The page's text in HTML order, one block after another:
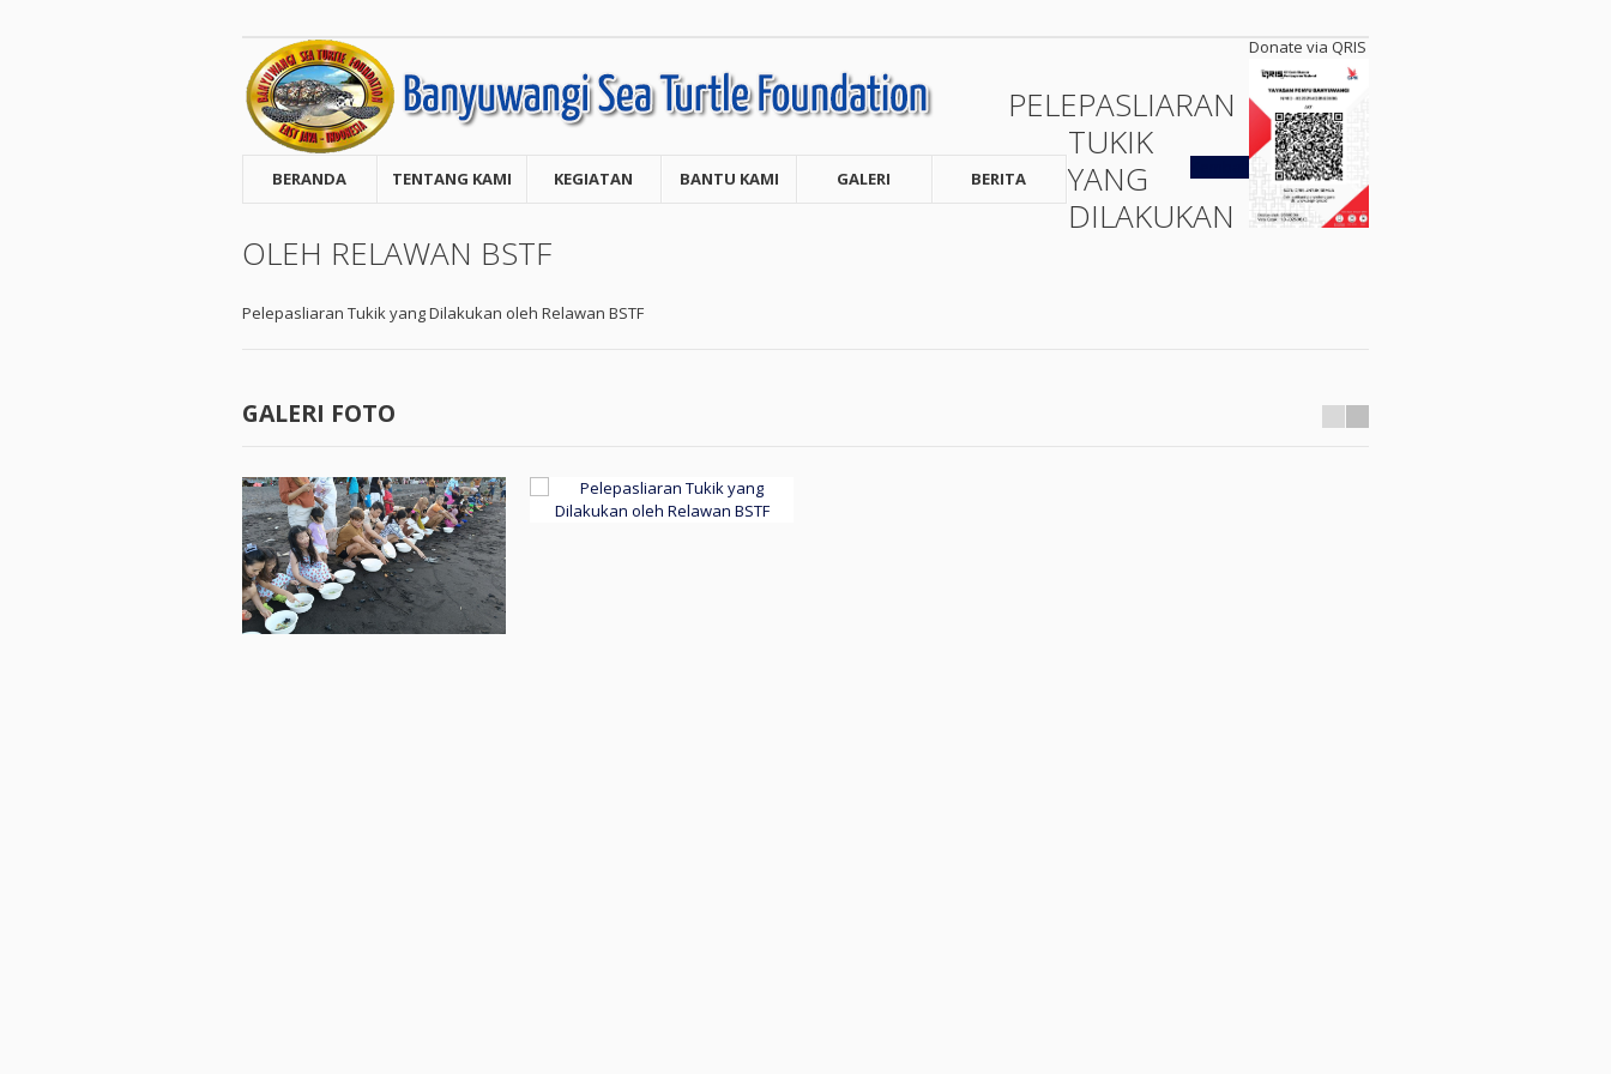
Donate via QRIS
BERANDA TENTANG KAMI KEGIATAN BANTU KAMI GALERI BERITA
PELEPASLIARAN
TUKIK
YANG
DILAKUKAN
OLEH RELAWAN BSTF
Pelepasliaran Tukik yang Dilakukan oleh Relawan BSTF
GALERI FOTO